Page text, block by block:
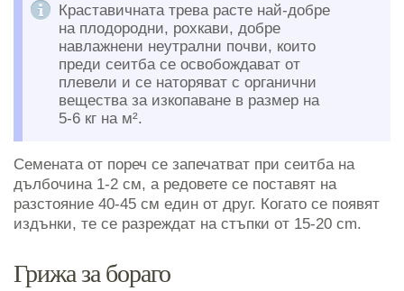
Краставичната трева расте най-добре
на плодородни, рохкави, добре
навлажнени неутрални почви, които
преди сеитба се освобождават от
плевели и се наторяват с органични
вещества за изкопаване в размер на
5-6 кг на м².
Семената от пореч се запечатват при сеитба на
дълбочина 1-2 см, а редовете се поставят на
разстояние 40-45 см един от друг. Когато се появят
издънки, те се разреждат на стъпки от 15-20 cm.
Грижа за бораго